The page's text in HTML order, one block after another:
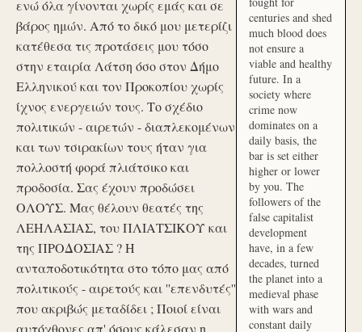
ενώ όλα γίνονται χωρίς εμάς και σε
βάρος ημών. Από το δικό μου μετερίζι
κατέθεσα τις προτάσεις μου τόσο
στην εταιρία Λάτση όσο στον Δήμο
Ελληνικού και τον Προκοπίου χωρίς
ίχνος ενεργειών τους. Το σχέδιο
πολιτικών - αιρετών - διαπλεκομένων
και των τσιρακίων τους ήταν για
πολλοστή φορά πλιάτσικο και
προδοσία. Σας έχουν προδώσει
ΟΛΟΥΣ. Μας θέλουν θεατές της
ΛΕΗΛΑΣΙΑΣ, του ΠΛΙΑΤΣΙΚΟΥ και
της ΠΡΟΔΟΣΙΑΣ ? Η
ανταποδοτικότητα στο τόπο μας από
πολιτικούς - αιρετούς και ''επενδυτές''
που ακριβώς μεταδίδει ; Ποιοί είναι
αυτόχθονες απ' όσους κάλεσαν η
centuries and shed
much blood does
not ensure a
viable and healthy
future. In a
society where
crime now
dominates on a
daily basis, the
bar is set either
higher or lower
by you. The
followers of the
false capitalist
development
have, in a few
decades, turned
the planet into a
medieval phase
with wars and
constant daily